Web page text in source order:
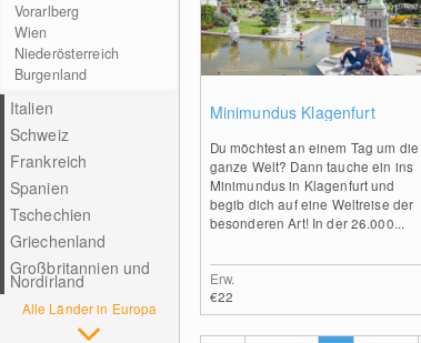
Vorarlberg
Wien
Niederösterreich
Burgenland
Italien
Schweiz
Frankreich
Spanien
Tschechien
Griechenland
Großbritannien und
Nordirland
Alle Länder in Europa
Minimundus Klagenfurt
Du möchtest an einem Tag um die
ganze Welt? Dann tauche ein ins
Minimundus in Klagenfurt und
begib dich auf eine Weltreise der
besonderen Art! In der 26.000...
Erw.
€22